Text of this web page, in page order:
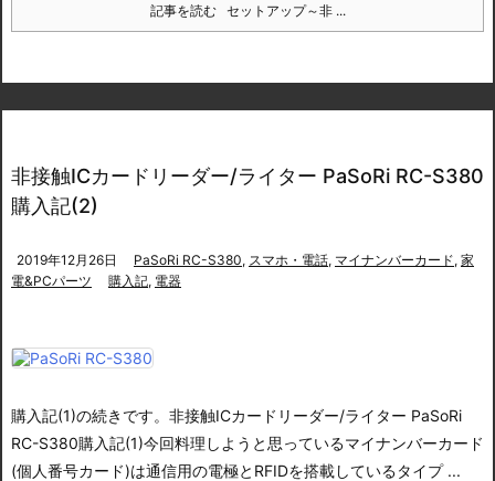
記事を読む セットアップ～非 ...
非接触ICカードリーダー/ライター PaSoRi RC-S380
購入記(2)
2019年12月26日 PaSoRi RC-S380, スマホ・電話, マイナンバーカード, 家
電&PCパーツ
購入記, 電器
購入記(1)の続きです。 非接触ICカードリーダー/ライター PaSoRi
RC-S380購入記(1)今回料理しようと思っているマイナンバーカード
(個人番号カード)は通信用の電極とRFIDを搭載しているタイプ ...